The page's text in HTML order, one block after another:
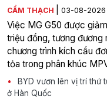
CẨM THẠCH 03-08-2026
Việc MG G50 được
triệu đồng, tương
chương trình kích cầu
tỏa trong phân khúc
BYD vươn lên vị trí thứ
ở Hàn Quốc